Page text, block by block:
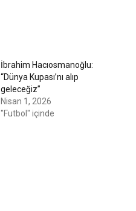
İbrahim Hacıosmanoğlu:
“Dünya Kupası’nı alıp
geleceğiz”
Nisan 1, 2026
"Futbol" içinde